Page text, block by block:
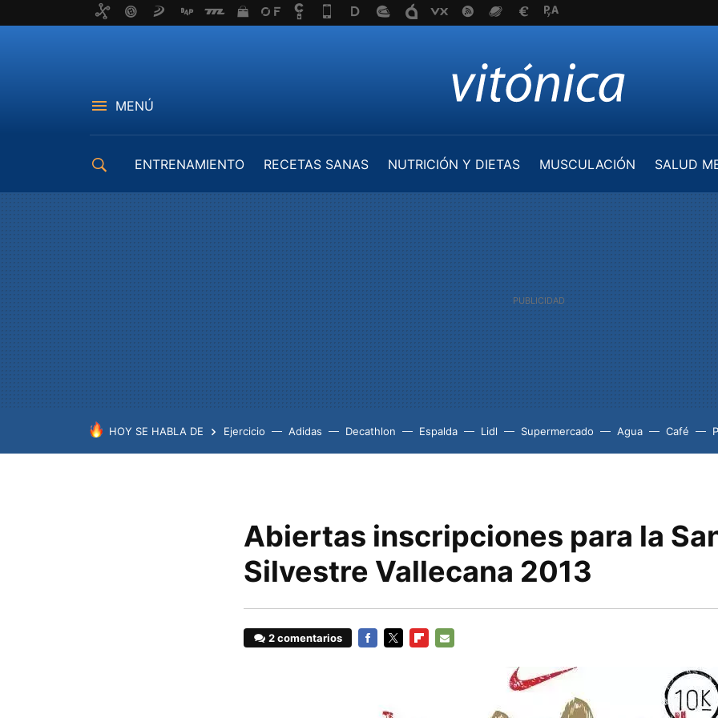
MENÚ
ENTRENAMIENTO RECETAS SANAS NUTRICIÓN Y DIETAS MUSCULACIÓN
SALUD
HOY SE HABLA DE Ejercicio Adidas Decathlon Espalda Lidl Supermercado Agua Café
Abiertas inscripciones para la
Silvestre Vallecana 2013
2 comentarios